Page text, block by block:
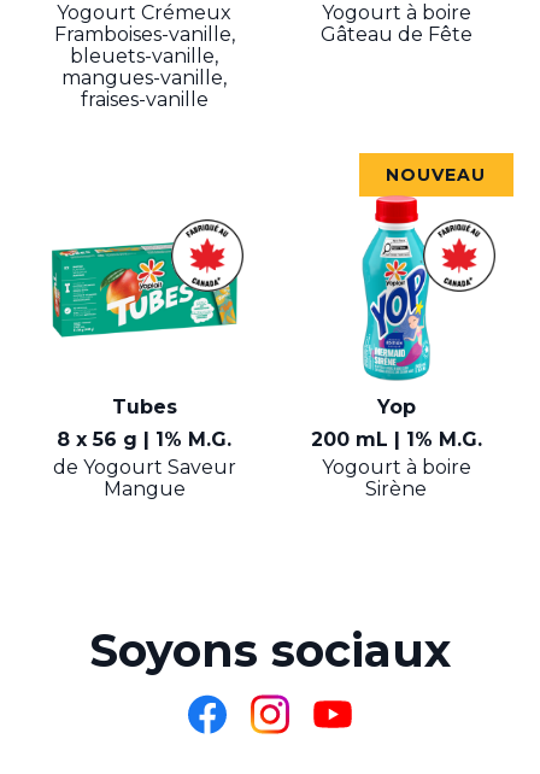
Yogourt Crémeux
Framboises-vanille,
bleuets-vanille,
mangues-vanille,
fraises-vanille
Yogourt à boire
Gâteau de Fête
Tubes
8 x 56 g | 1% M.G.
de Yogourt Saveur
Mangue
NOUVEAU
Yop
200 mL | 1% M.G.
Yogourt à boire
Sirène
Soyons sociaux
Partagez
sur
Facebook
Partagez
sur
Instagram
Partagez
sur